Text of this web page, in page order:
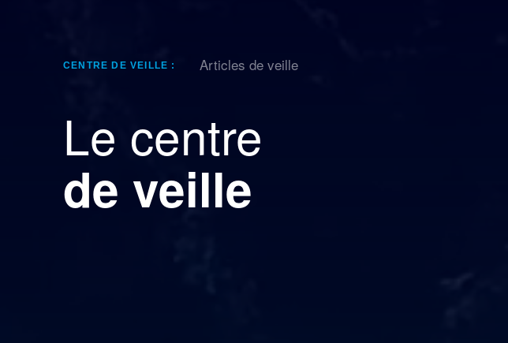
CENTRE DE VEILLE : Articles de veille
Le centre
de veille